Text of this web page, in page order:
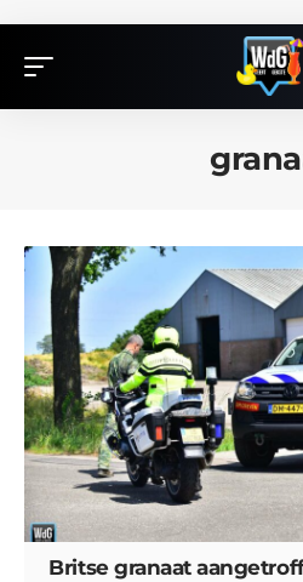
Britse granaat